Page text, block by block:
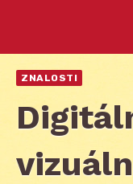
ZNALOSTI